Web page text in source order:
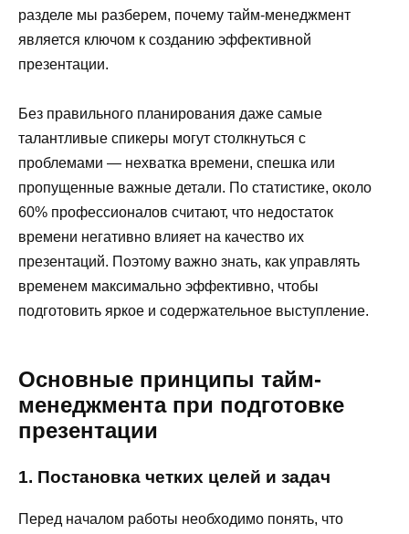
разделе мы разберем, почему тайм-менеджмент
является ключом к созданию эффективной
презентации.
Без правильного планирования даже самые
талантливые спикеры могут столкнуться с
проблемами — нехватка времени, спешка или
пропущенные важные детали. По статистике, около
60% профессионалов считают, что недостаток
времени негативно влияет на качество их
презентаций. Поэтому важно знать, как управлять
временем максимально эффективно, чтобы
подготовить яркое и содержательное выступление.
Основные принципы тайм-
менеджмента при подготовке
презентации
1. Постановка четких целей и задач
Перед началом работы необходимо понять, что